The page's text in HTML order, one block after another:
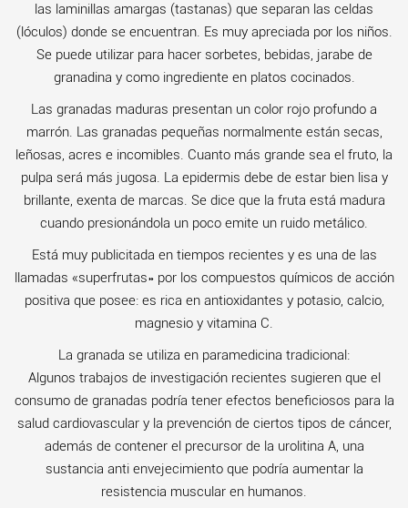
las laminillas amargas (tastanas) que separan las celdas
(lóculos) donde se encuentran. Es muy apreciada por los niños.
Se puede utilizar para hacer sorbetes, bebidas, jarabe de
granadina y como ingrediente en platos cocinados.
Las granadas maduras presentan un color rojo profundo a
marrón. Las granadas pequeñas normalmente están secas,
leñosas, acres e incomibles. Cuanto más grande sea el fruto, la
pulpa será más jugosa. La epidermis debe de estar bien lisa y
brillante, exenta de marcas. Se dice que la fruta está madura
cuando presionándola un poco emite un ruido metálico.
Está muy publicitada en tiempos recientes y es una de las
llamadas «superfrutas» por los compuestos químicos de acción
positiva que posee: es rica en antioxidantes y potasio, calcio,
magnesio y vitamina C.
La granada se utiliza en paramedicina tradicional:
Algunos trabajos de investigación recientes sugieren que el
consumo de granadas podría tener efectos beneficiosos para la
salud cardiovascular y la prevención de ciertos tipos de cáncer,
además de contener el precursor de la urolitina A, una
sustancia anti envejecimiento que podría aumentar la
resistencia muscular en humanos.